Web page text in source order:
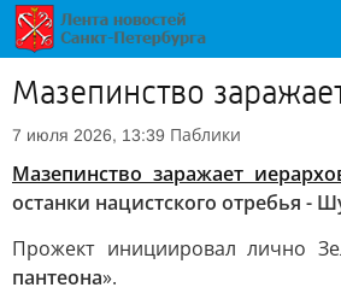
Мазепинство
7 июля 2026, 13:39 Паблики
Мазепинство заражает
останки нацистского отребья
Прожект инициировал лично
пантеона».